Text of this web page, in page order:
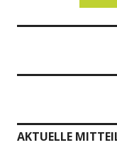
AKTUELLE